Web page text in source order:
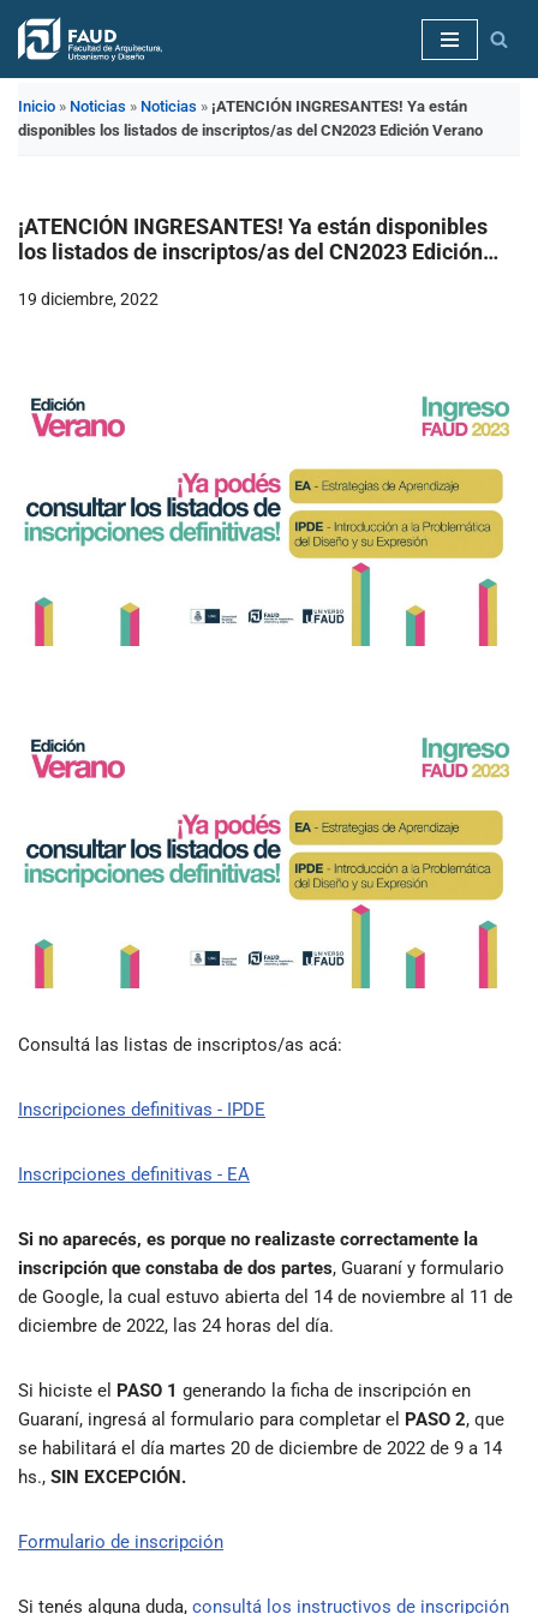
Saltar
contenido
Inicio » Noticias » Noticias » ¡ATENCIÓN INGRESANTES! Ya están
disponibles los listados de inscriptos/as del CN2023 Edición Verano
¡ATENCIÓN INGRESANTES! Ya están disponibles
los listados de inscriptos/as del CN2023 Edición
19 diciembre, 2022
Consultá las listas de inscriptos/as acá:
Inscripciones definitivas - IPDE
Inscripciones definitivas - EA
Si no aparecés, es porque no realizaste correctamente la
inscripción que constaba de dos partes, Guaraní y formulario
de Google, la cual estuvo abierta del 14 de noviembre al 11 de
diciembre de 2022, las 24 horas del día.
Si hiciste el PASO 1 generando la ficha de inscripción en
Guaraní, ingresá al formulario para completar el PASO 2, que
se habilitará el día martes 20 de diciembre de 2022 de 9 a 14
hs., SIN EXCEPCIÓN.
Formulario de inscripción
Si tenés alguna duda, consultá los instructivos de inscripción